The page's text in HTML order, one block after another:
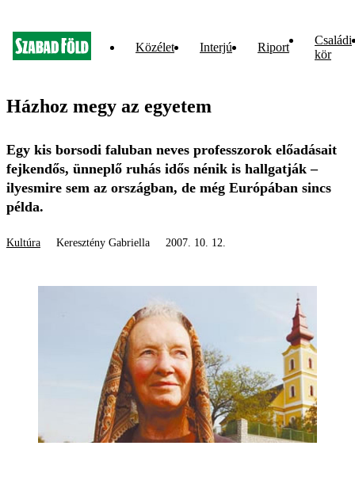
Közélet Interjú Riport
Családi
kör
Házhoz megy az egyetem
Egy kis borsodi faluban neves professzorok előadásait
fejkendős, ünneplő ruhás idős nénik is hallgatják –
ilyesmire sem az országban, de még Európában sincs
példa.
Kultúra Keresztény Gabriella 2007. 10. 12.